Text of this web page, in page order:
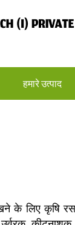
हमारे उत्पाद
के लिए कृषि